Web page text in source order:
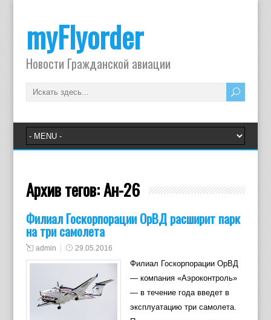
myFlyorder
Новости Гражданской авиации
Архив тегов:Ан-26
Филиал Госкорпорации ОрВД расширит парк
на три самолета
admin 29.05.2016
Филиал Госкорпорации ОрВД
— компания «Аэроконтроль»
— в течение года введет в
эксплуатацию три самолета.